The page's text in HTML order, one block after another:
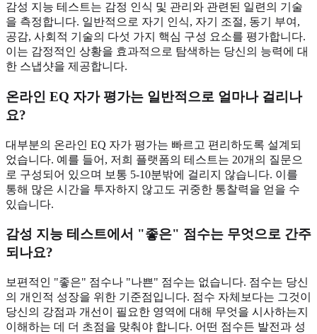
감성 지능 테스트는 감정 인식 및 관리와 관련된 일련의 기술
을 측정합니다. 일반적으로 자기 인식, 자기 조절, 동기 부여,
공감, 사회적 기술의 다섯 가지 핵심 구성 요소를 평가합니다.
이는 감정적인 상황을 효과적으로 탐색하는 당신의 능력에 대
한 스냅샷을 제공합니다.
온라인 EQ 자가 평가는 일반적으로 얼마나 걸리나
요?
대부분의 온라인 EQ 자가 평가는 빠르고 편리하도록 설계되
었습니다. 예를 들어, 저희 플랫폼의 테스트는 20개의 질문으
로 구성되어 있으며 보통 5-10분밖에 걸리지 않습니다. 이를
통해 많은 시간을 투자하지 않고도 귀중한 통찰력을 얻을 수
있습니다.
감성 지능 테스트에서 "좋은" 점수는 무엇으로 간주
되나요?
보편적인 "좋은" 점수나 "나쁜" 점수는 없습니다. 점수는 당신
의 개인적 성장을 위한 기준점입니다. 점수 자체보다는 그것이
당신의 강점과 개선이 필요한 영역에 대해 무엇을 시사하는지
이해하는 데 더 초점을 맞춰야 합니다. 어떤 점수든 발전과 성